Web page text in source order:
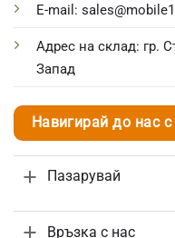
E-mail:
Адрес на склад: гр.
Запад
Навигирай до нас с
Пазарувай
Връзка с нас